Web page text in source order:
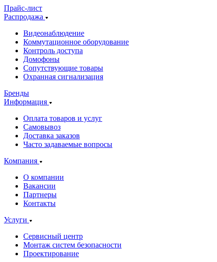
Прайс-лист
Распродажа
Видеонаблюдение
Коммутационное оборудование
Контроль доступа
Домофоны
Сопутствующие товары
Охранная сигнализация
Бренды
Информация
Оплата товаров и услуг
Самовывоз
Доставка заказов
Часто задаваемые вопросы
Компания
О компании
Вакансии
Партнеры
Контакты
Услуги
Сервисный центр
Монтаж систем безопасности
Проектирование